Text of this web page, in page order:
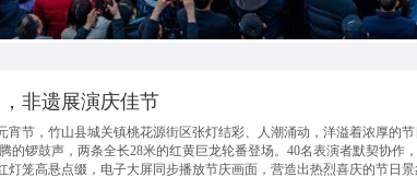
非遗展演庆佳节
宵节，竹山县城关镇桃花源街区张灯结彩、人潮涌动，洋溢着浓厚的
的锣鼓声，两条全长28米的红黄巨龙轮番登场。40名表演者默契协
灯笼高悬点缀，电子大屏同步播放节庆画面，营造出热烈喜庆的节